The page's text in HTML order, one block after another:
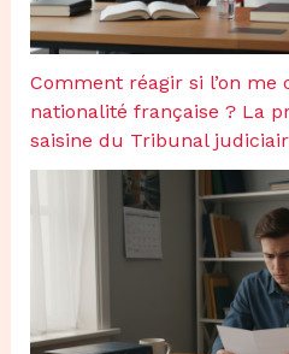
Comment réagir si l’on
nationalité française ? La
saisine du Tribunal